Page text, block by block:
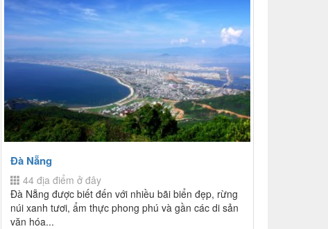
Đà Nẵng
44 địa điểm ở đây
Đà Nẵng được biết đến với nhiều bãi biển đẹp, rừng
núi xanh tươi, ẩm thực phong phú và gần các di sản
văn hóa...